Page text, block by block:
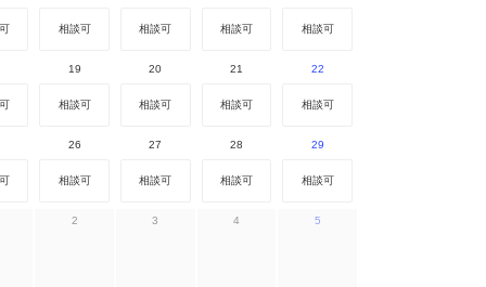
相談可 相談可 相談可 相談可
19
相談可
20
相談可
21
相談可
22
相談可
26
相談可
27
相談可
28
相談可
29
相談可
2 3 4 5